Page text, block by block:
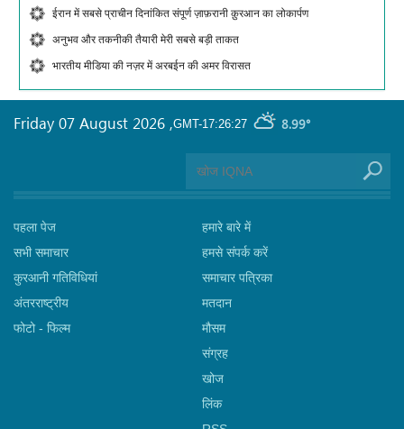
ईरान में सबसे प्राचीन दिनांकित संपूर्ण ज़ाफ़रानी क़ुरआन का लोकार्पण
अनुभव और तकनीकी तैयारी मेरी सबसे बड़ी ताकत
भारतीय मीडिया की नज़र में अरबईन की अमर विरासत
GMT-17:26:27 8.99°
Friday 07 August 2026 ,
पहला पेज
सभी समाचार
कुरआनी गतिविधियां
अंतरराष्ट्रीय
फोटो - फिल्म
हमारे बारे में
हमसे संपर्क करें
समाचार पत्रिका
मतदान
मौसम
संग्रह
खोज
लिंक